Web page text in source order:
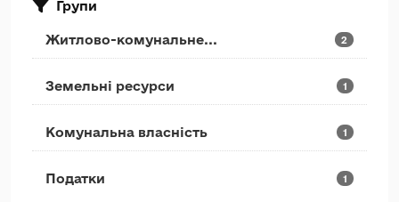
Групи
Житлово-комунальне... 2
Земельні ресурси 1
Комунальна власність 1
Податки 1